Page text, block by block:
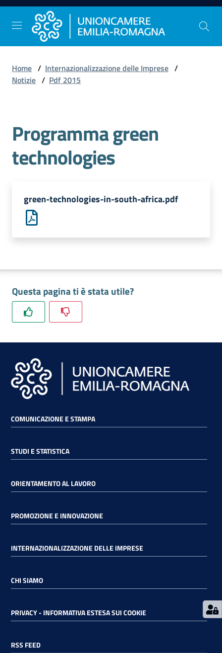
Vai al contenuto
Vai alla navigazione
Vai al footer
Comunicazione
Studi
e
Statistica
Orientamento
Promozione
Innovazione
delle
Imprese
Chi
Seguici
su
Home / Internazionalizzazione delle Imprese /
Notizie / Pdf 2015
Programma green
technologies
green-technologies-in-south-africa.pdf
Questa pagina ti è stata utile?
COMUNICAZIONE E STAMPA
STUDI E STATISTICA
ORIENTAMENTO AL LAVORO
PROMOZIONE E INNOVAZIONE
INTERNAZIONALIZZAZIONE DELLE IMPRESE
CHI SIAMO
PRIVACY - INFORMATIVA ESTESA SUI COOKIE
RSS FEED